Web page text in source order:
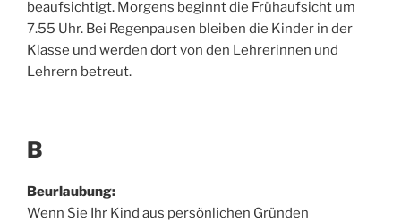
beaufsichtigt. Morgens beginnt die Frühaufsicht um
7.55 Uhr. Bei Regenpausen bleiben die Kinder in der
Klasse und werden dort von den Lehrerinnen und
Lehrern betreut.
B
Beurlaubung:
Wenn Sie Ihr Kind aus persönlichen Gründen